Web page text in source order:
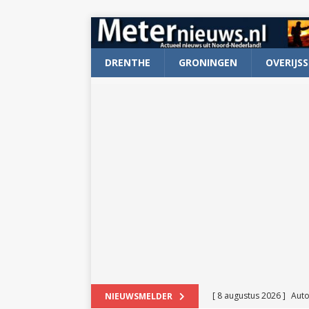
DRENTHE GRONINGEN
NIEUWSMELDER [ 8 augustus 2026 ]